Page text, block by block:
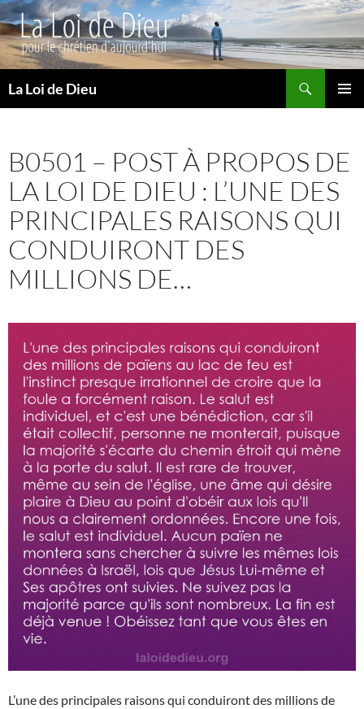
La Loi de Dieu
B0501 – POST À PROPOS DE
LA LOI DE DIEU : L’UNE DES
PRINCIPALES RAISONS QUI
CONDUIRONT DES
MILLIONS DE…
L’une des principales raisons qui conduiront des millions de